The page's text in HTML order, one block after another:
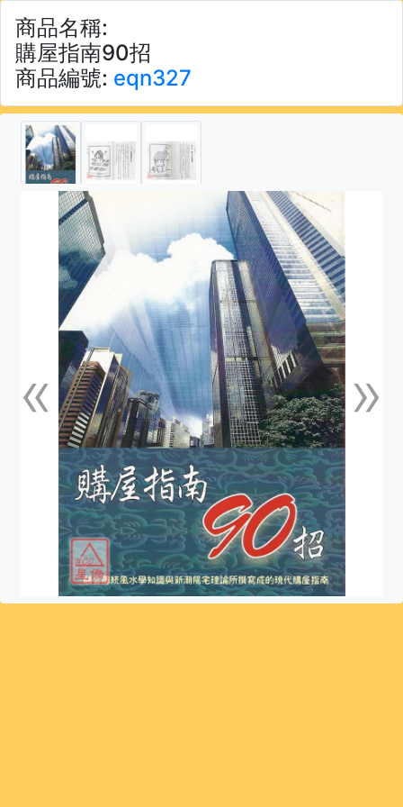
商品名稱:
購屋指南90招
商品編號: eqn327
«上一張 »下一